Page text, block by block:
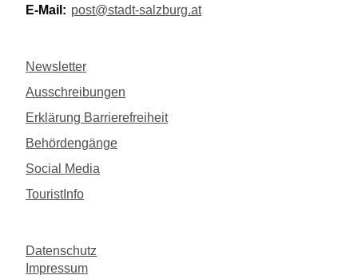
E-Mail: post@stadt-salzburg.at
Newsletter
Ausschreibungen
Erklärung Barrierefreiheit
Behördengänge
Social Media
TouristInfo
Datenschutz
Impressum